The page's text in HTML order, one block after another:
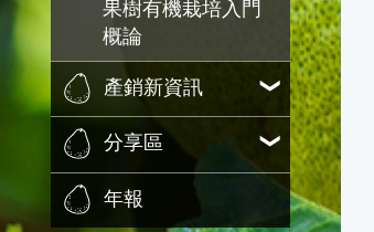
果樹有機栽培入門
概論
產銷新資訊
分享區
年報